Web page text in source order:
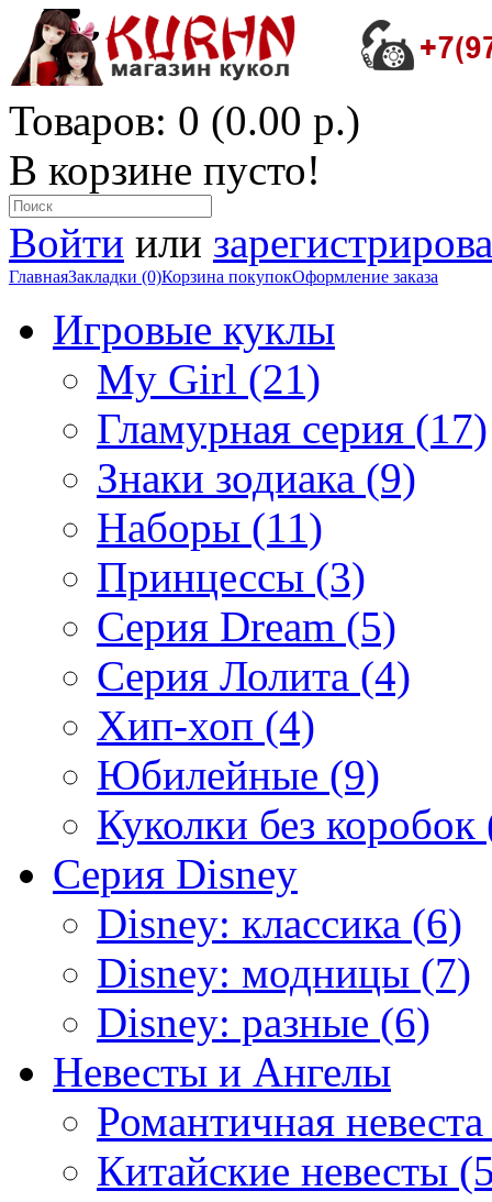
Товаров: 0 (0.00 р.)
В корзине пусто!
Войти или
ГлавнаяЗакладки (0)Корзина покупокОформление заказа
Игровые куклы
My Girl (21)
Гламурная серия (17)
Знаки зодиака (9)
Наборы (11)
Принцессы (3)
Серия Dream (5)
Серия Лолита (4)
Хип-хоп (4)
Юбилейные (9)
Куколки без коробок
Серия Disney
Disney: классика (6)
Disney: модницы (7)
Disney: разные (6)
Невесты и Ангелы
Романтичная
Китайские невесты